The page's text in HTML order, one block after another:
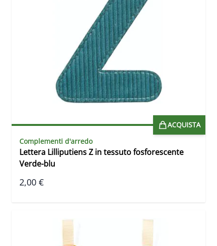
ACQUISTA
Complementi d'arredo
Lettera Lilliputiens Z in tessuto fosforescente
Verde-blu
2,00 €